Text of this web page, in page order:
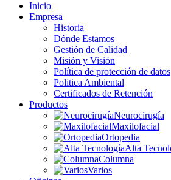
Inicio
Empresa
Historia
Dónde Estamos
Gestión de Calidad
Misión y Visión
Política de protección de datos
Politica Ambiental
Certificados de Retención
Productos
Neurocirugía
Maxilofacial
Ortopedia
Alta
Columna
Varios